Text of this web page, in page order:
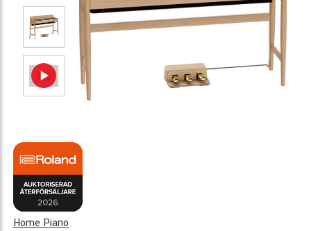
Home Piano